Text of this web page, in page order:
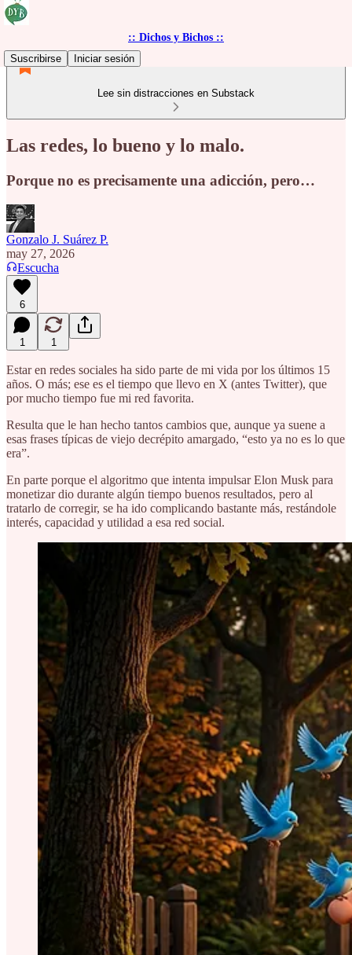
:: Dichos y Bichos ::
Suscribirse
Iniciar sesión
Lee sin distracciones en Substack
Las redes, lo bueno y lo malo.
Porque no es precisamente una adicción, pero…
Gonzalo J. Suárez P.
may 27, 2026
Escucha
6
1 1
Estar en redes sociales ha sido parte de mi vida por los últimos 15
años. O más; ese es el tiempo que llevo en X (antes Twitter), que
por mucho tiempo fue mi red favorita.
Resulta que le han hecho tantos cambios que, aunque ya suene a
esas frases típicas de viejo decrépito amargado, “esto ya no es lo que
era”.
En parte porque el algoritmo que intenta impulsar Elon Musk para
monetizar dio durante algún tiempo buenos resultados, pero al
tratarlo de corregir, se ha ido complicando bastante más, restándole
interés, capacidad y utilidad a esa red social.